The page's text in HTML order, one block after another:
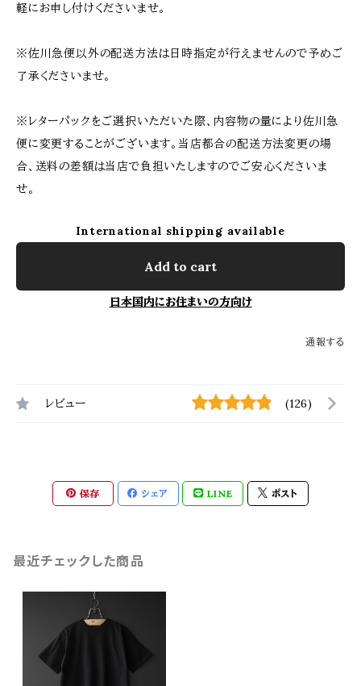
軽にお申し付けくださいませ。
※佐川急便以外の配送方法は日時指定が行えませんので予めご
了承くださいませ。
※レターパックをご選択いただいた際、内容物の量により佐川急
便に変更することがございます。当店都合の配送方法変更の場
合、送料の差額は当店で負担いたしますのでご安心くださいま
せ。
International shipping available
Add to cart
日本国内にお住まいの方向け
通報する
レビュー (126)
保存 シェア LINE ポスト
最近チェックした商品